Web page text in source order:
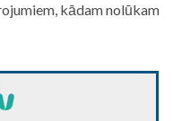
kādam nolūkam